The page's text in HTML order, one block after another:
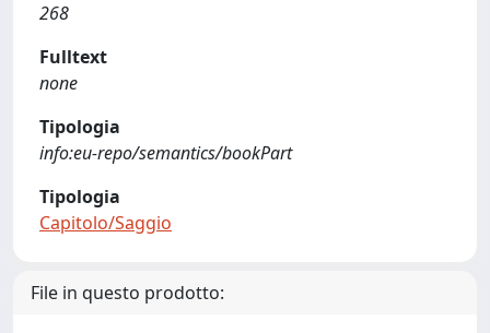
268
Fulltext
none
Tipologia
info:eu-repo/semantics/bookPart
Tipologia
Capitolo/Saggio
File in questo prodotto: